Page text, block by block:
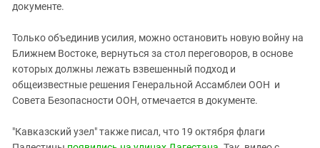
документе.
Только объединив усилия, можно остановить новую войну на
Ближнем Востоке, вернуться за стол переговоров, в основе
которых должны лежать взвешенный подход и
общеизвестные решения Генеральной Ассамблеи ООН и
Совета Безопасности ООН, отмечается в документе.
"Кавказский узел" также писал, что 19 октября флаги